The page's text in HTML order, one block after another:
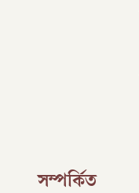
সম্পর্কিত